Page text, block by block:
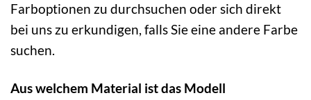
Farboptionen zu durchsuchen oder sich direkt
bei uns zu erkundigen, falls Sie eine andere Farbe
suchen.
Aus welchem Material ist das Modell